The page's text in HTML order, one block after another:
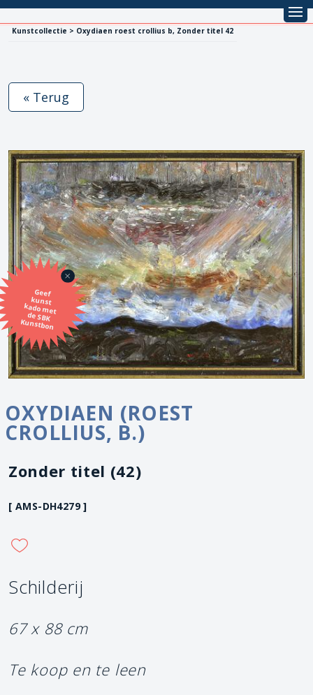
Kunstcollectie > Oxydiaen roest crollius b, Zonder titel 42
Geef
kunst
kado met
de SBK
Kunstbon
« Terug
OXYDIAEN (ROEST
CROLLIUS, B.)
Zonder titel (42)
[ AMS-DH4279 ]
Schilderij
67 x 88 cm
Te koop en te leen